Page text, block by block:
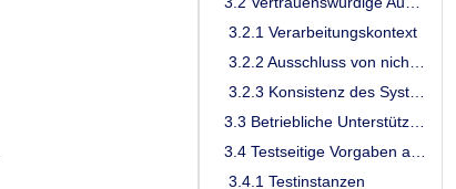
3.2.1 Verarbeitungskontext
3.4.1 Testinstanzen